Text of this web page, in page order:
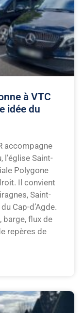
à VTC
idée du
accompagne
l’église Saint-
Polygone
Il convient
Saint-
Cap-d’Agde.
barge, flux de
repères de